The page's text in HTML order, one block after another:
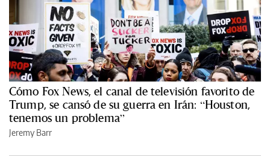
Cómo Fox News, el canal de televisión favorito de
Trump, se cansó de su guerra en Irán: “Houston,
tenemos un problema”
Jeremy Barr